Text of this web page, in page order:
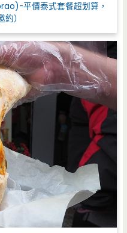
平價泰式套餐超划算，
）